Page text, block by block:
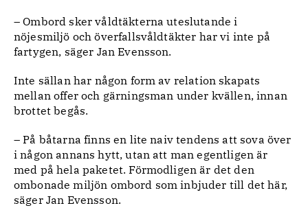
– Ombord sker våldtäkterna uteslutande i
nöjesmiljö och överfallsvåldtäkter har vi inte på
fartygen, säger Jan Evensson.
Inte sällan har någon form av relation skapats
mellan offer och gärningsman under kvällen, innan
brottet begås.
– På båtarna finns en lite naiv tendens att sova över
i någon annans hytt, utan att man egentligen är
med på hela paketet. Förmodligen är det den
ombonade miljön ombord som inbjuder till det här,
säger Jan Evensson.